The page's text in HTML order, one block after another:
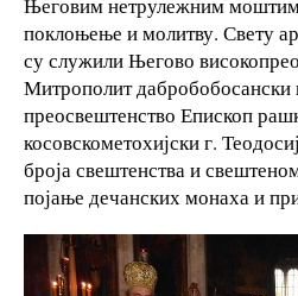
Његовим нетрулежним
поклоњење и молитву. Свету
су служили Његово
Митрополит
преосвештенство Епископ
косовскометохијски г.
броја свештенства и
појање дечанских монаха и